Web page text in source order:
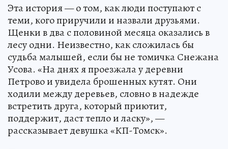
Эта история — о том, как люди поступают с
теми, кого приручили и назвали друзьями.
Щенки в два с половиной месяца оказались в
лесу одни. Неизвестно, как сложилась бы
судьба малышей, если бы не томичка Снежана
Усова. «На днях я проезжала у деревни
Петрово и увидела брошенных кутят. Они
ходили между деревьев, словно в надежде
встретить друга, который приютит,
поддержит, даст тепло и ласку», —
рассказывает девушка «КП-Томск».